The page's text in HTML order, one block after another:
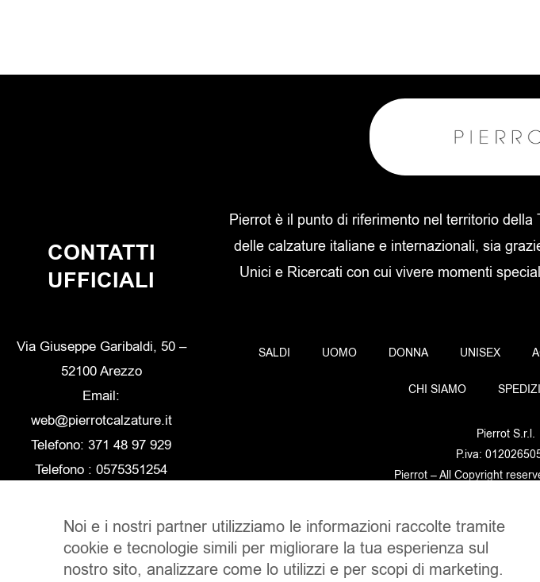
CONTATTI
UFFICIALI
Via Giuseppe Garibaldi, 50 –
52100 Arezzo
Email:
web@pierrotcalzature.it
Telefono: 371 48 97 929
Telefono : 0575351254
Pierrot è il punto di riferimento nel territorio
delle calzature italiane e internazionali, sia
Unici e Ricercati con cui vivere momenti
SALDI UOMO DONNA UNISEX
CHI SIAMO
Pierrot S.r.l.
P.iva:
Pierrot – All Copyright
Sito realizzato daNTY –
Noi e i nostri partner utilizziamo le informazioni raccolte tramite
cookie e tecnologie simili per migliorare la tua esperienza sul
nostro sito, analizzare come lo utilizzi e per scopi di marketing.